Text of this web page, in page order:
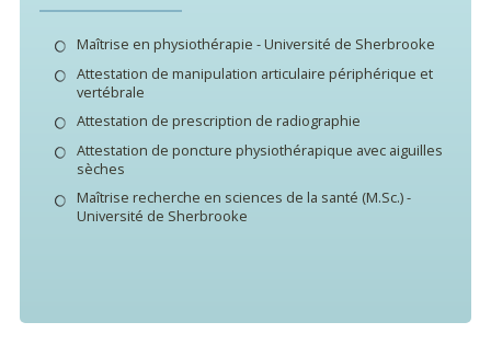
Maîtrise en physiothérapie - Université de Sherbrooke
Attestation de manipulation articulaire périphérique et
vertébrale
Attestation de prescription de radiographie
Attestation de poncture physiothérapique avec aiguilles
sèches
Maîtrise recherche en sciences de la santé (M.Sc.) -
Université de Sherbrooke